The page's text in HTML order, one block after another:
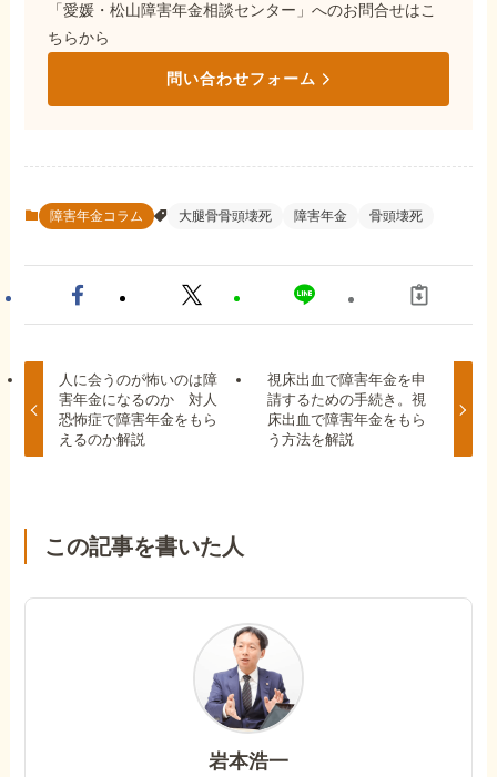
「愛媛・松山障害年金相談センター」へのお問合せはこ
ちらから
問い合わせフォーム
障害年金コラム 大腿骨骨頭壊死 障害年金 骨頭壊死
人に会うのが怖いのは障
害年金になるのか 対人
恐怖症で障害年金をもら
えるのか解説
視床出血で障害年金を申
請するための手続き。視
床出血で障害年金をもら
う方法を解説
この記事を書いた人
岩本浩一